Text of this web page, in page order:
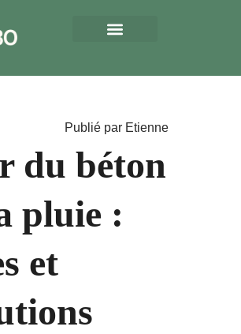
Publié par Etienne
du béton
pluie :
et